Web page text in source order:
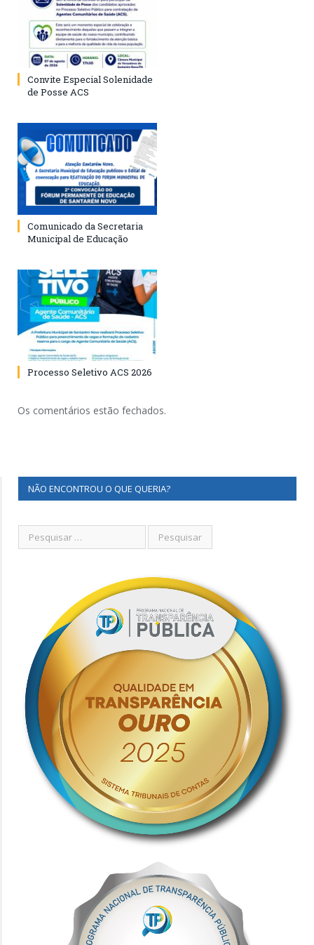
Convite Especial Solenidade
de Posse ACS
Comunicado da Secretaria
Municipal de Educação
Processo Seletivo ACS 2026
Os comentários estão fechados.
NÃO ENCONTROU O QUE QUERIA?